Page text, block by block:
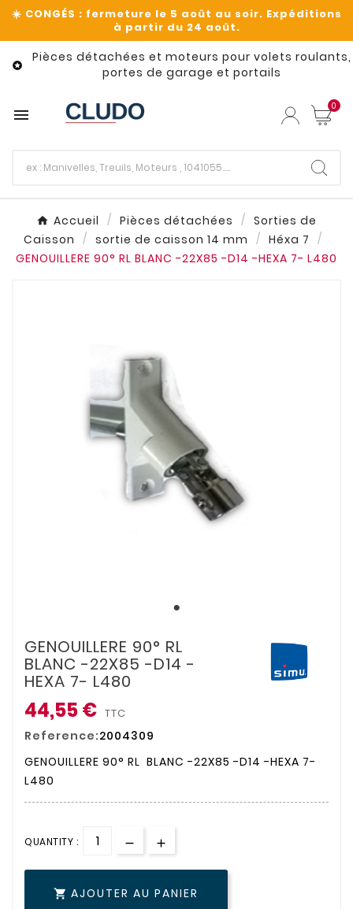

Pièces détachées et moteurs pour volets roulants,
portes de garage et portails
 0
Accueil Pièces détachées
Sorties de
Caisson
sortie de caisson 14 mm
Héxa 7
GENOUILLERE 90° RL BLANC -22X85 -D14 -HEXA 7- L480
GENOUILLERE 90° RL
BLANC -22X85 -D14 -
HEXA 7- L480
44,55 € TTC
Reference:2004309
GENOUILLERE 90° RL BLANC -22X85 -D14 -HEXA 7-
L480
QUANTITY :
 AJOUTER AU PANIER